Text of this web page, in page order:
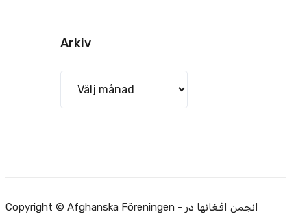
Arkiv
Copyright © Afghanska Föreningen - انجمن افغانها در